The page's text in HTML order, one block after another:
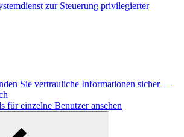
zur Steuerung privilegierter
Sie vertrauliche Informationen sicher —
für einzelne Benutzer ansehen